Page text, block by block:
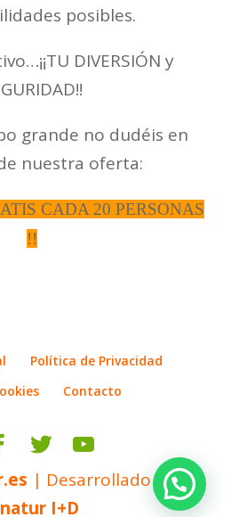
posibles.
DIVERSIÓN y
grande no dudéis en
nuestra oferta:
CADA 20 PERSONAS
!!
Política de Privacidad
Contacto
| Desarrollado por
I+D